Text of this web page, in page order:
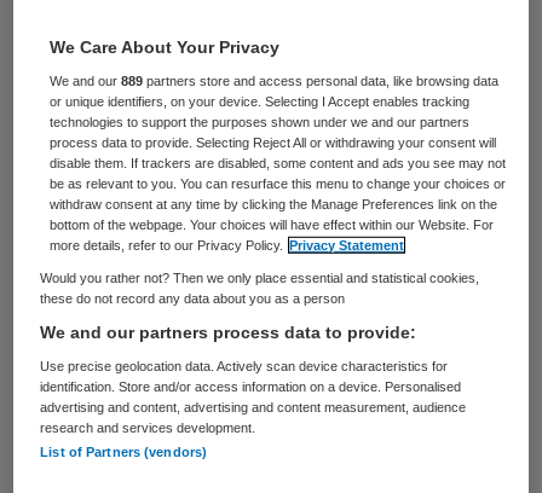
noodlijdende LangeLand Ziekenhuis. Dat
meldt Medisch Contact op basis van een
interview met de voorzitter van de raad van
toezicht van het LangeLand Marianne
Luyer.
Vierstroom is een opvallende
overnamekandidaat. De naam van de
zorggroep is nog niet eerder gevallen en is
bovendien als thuiszorgaanbieder
branchevreemd in de ziekenhuiswereld. Ook
zijn er twijfels over de financiële
We Care About Your Privacy
We and our889 partners store and access personal data, like browsing data
or unique identifiers, on your device. Selecting I Accept enables tracking
technologies to support the purposes shown under we and our partners
process data to provide. Selecting Reject All or withdrawing your consent will
disable them. If trackers are disabled, some content and ads you see may not
be as relevant to you. You can resurface this menu to change your choices or
withdraw consent at any time by clicking the Manage Preferences link on the
bottom of the webpage. Your choices will have effect within our Website. For
more details, refer to our Privacy Policy.
Privacy Statement
Would you rather not? Then we only place essential and statistical cookies,
these do not record any data about you as a person
We and our partners process data to provide:
Use precise geolocation data. Actively scan device characteristics for
identification. Store and/or access information on a device. Personalised
advertising and content, advertising and content measurement, audience
research and services development.
List of Partners (vendors)